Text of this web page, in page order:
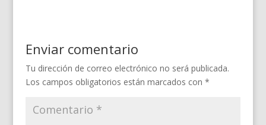
Enviar comentario
Tu dirección de correo electrónico no será publicada.
Los campos obligatorios están marcados con *